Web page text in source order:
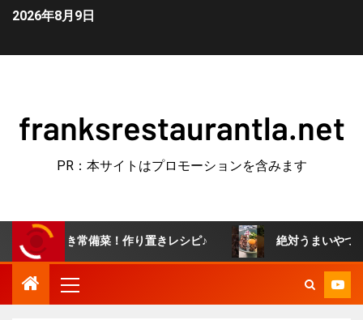
2026年8月9日
franksrestaurantla.net
PR：本サイトはプロモーションを含みます
き常備菜！作り置きレシピ♪ 絶対うまいやつ！牛すき